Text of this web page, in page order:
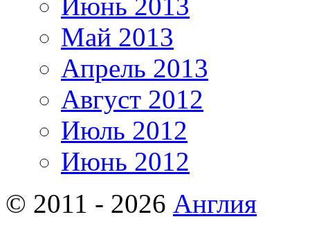
Май 2013
Апрель 2013
Август 2012
Июль 2012
Июнь 2012
© 2011 - 2026 Англия